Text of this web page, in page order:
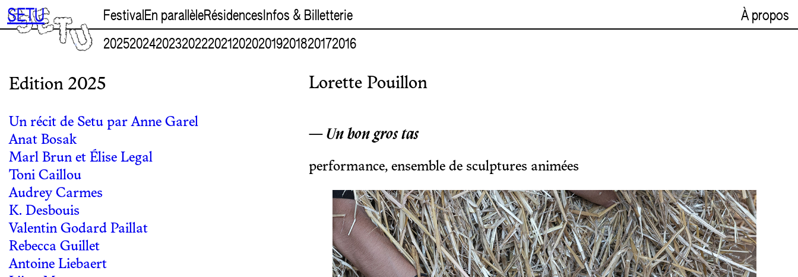
Aller
au
SETU Festival En parallèleRésidences Infos & Billetterie
À propos
2025202420232022202120202019201820172016
Edition 2025
Un récit de Setu par Anne Garel
Anat Bosak
Marl Brun et Élise Legal
Toni Caillou
Audrey Carmes
K. Desbouis
Valentin Godard Paillat
Rebecca Guillet
Antoine Liebaert
Lorette Pouillon
— Un bon gros tas
performance, ensemble de sculptures animées